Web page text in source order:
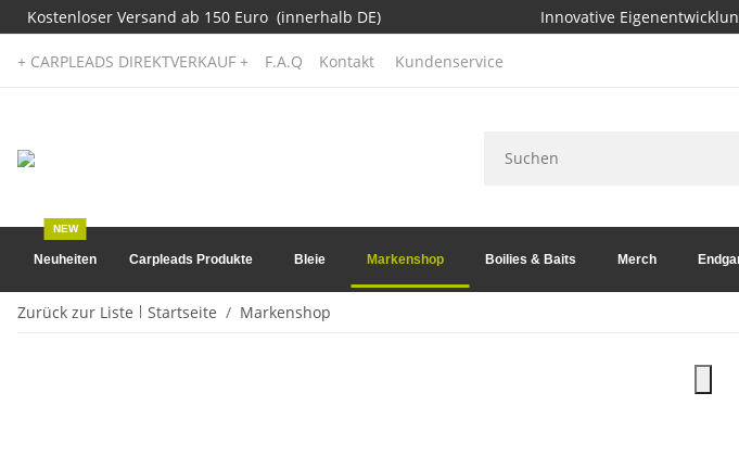
Kostenloser Versand ab 150 Euro (innerhalb DE) Innovative
+ CARPLEADS DIREKTVERKAUF + F.A.Q Kontakt Kundenservice
Neuheiten
NEW
Carpleads Produkte Bleie Markenshop Boilies & Baits Merch
Zurück zur Liste Startseite Markenshop